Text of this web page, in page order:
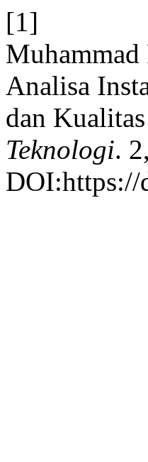
[1]
Analisa
dan
Teknologi.
DOI:https://